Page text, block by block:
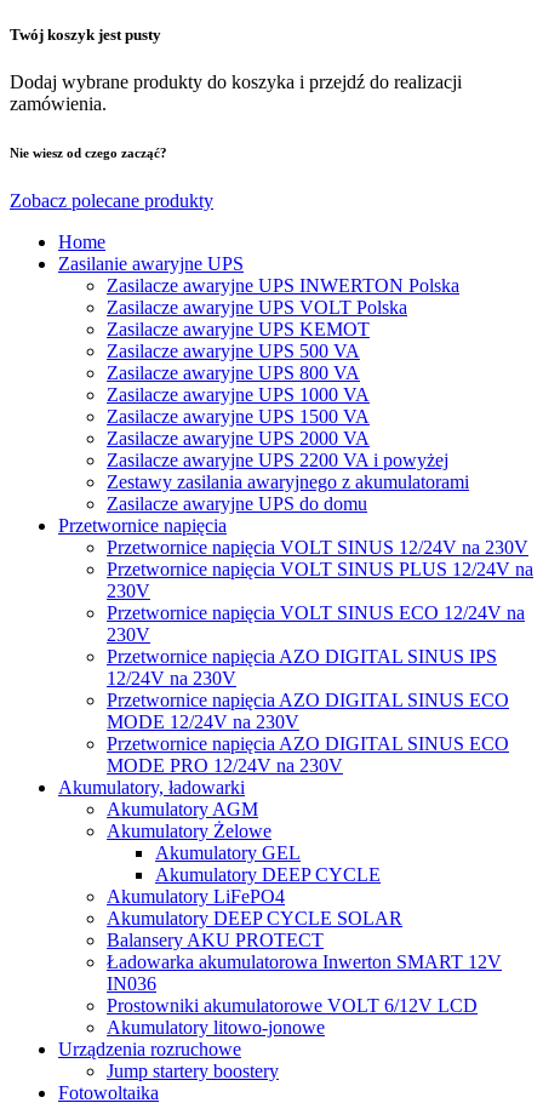
Twój koszyk jest pusty
Dodaj wybrane produkty do koszyka i przejdź do realizacji
zamówienia.
Nie wiesz od czego zacząć?
Zobacz polecane produkty
Home
Zasilanie awaryjne UPS
Zasilacze awaryjne UPS INWERTON Polska
Zasilacze awaryjne UPS VOLT Polska
Zasilacze awaryjne UPS KEMOT
Zasilacze awaryjne UPS 500 VA
Zasilacze awaryjne UPS 800 VA
Zasilacze awaryjne UPS 1000 VA
Zasilacze awaryjne UPS 1500 VA
Zasilacze awaryjne UPS 2000 VA
Zasilacze awaryjne UPS 2200 VA i powyżej
Zestawy zasilania awaryjnego z akumulatorami
Zasilacze awaryjne UPS do domu
Przetwornice napięcia
Przetwornice napięcia VOLT SINUS 12/24V na 230V
Przetwornice napięcia VOLT SINUS PLUS 12/24V na
230V
Przetwornice napięcia VOLT SINUS ECO 12/24V na
230V
Przetwornice napięcia AZO DIGITAL SINUS IPS
12/24V na 230V
Przetwornice napięcia AZO DIGITAL SINUS ECO
MODE 12/24V na 230V
Przetwornice napięcia AZO DIGITAL SINUS ECO
MODE PRO 12/24V na 230V
Akumulatory, ładowarki
Akumulatory AGM
Akumulatory Żelowe
Akumulatory GEL
Akumulatory DEEP CYCLE
Akumulatory LiFePO4
Akumulatory DEEP CYCLE SOLAR
Balansery AKU PROTECT
Ładowarka akumulatorowa Inwerton SMART 12V
IN036
Prostowniki akumulatorowe VOLT 6/12V LCD
Akumulatory litowo-jonowe
Urządzenia rozruchowe
Jump startery boostery
Fotowoltaika